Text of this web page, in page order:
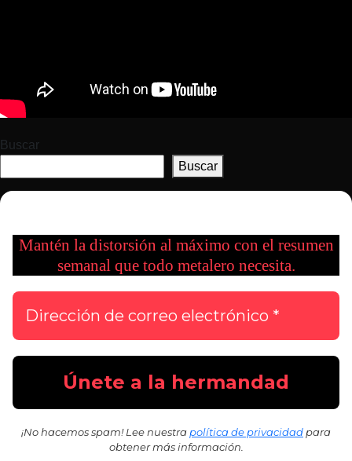
Buscar
Buscar
Mantén la distorsión al máximo con el resumen
semanal que todo metalero necesita.
¡No hacemos spam! Lee nuestra política de privacidad para
obtener más información.